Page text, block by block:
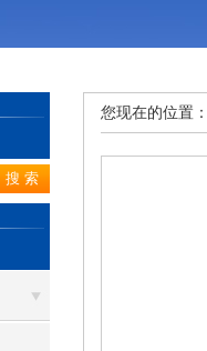
您现在的位置：